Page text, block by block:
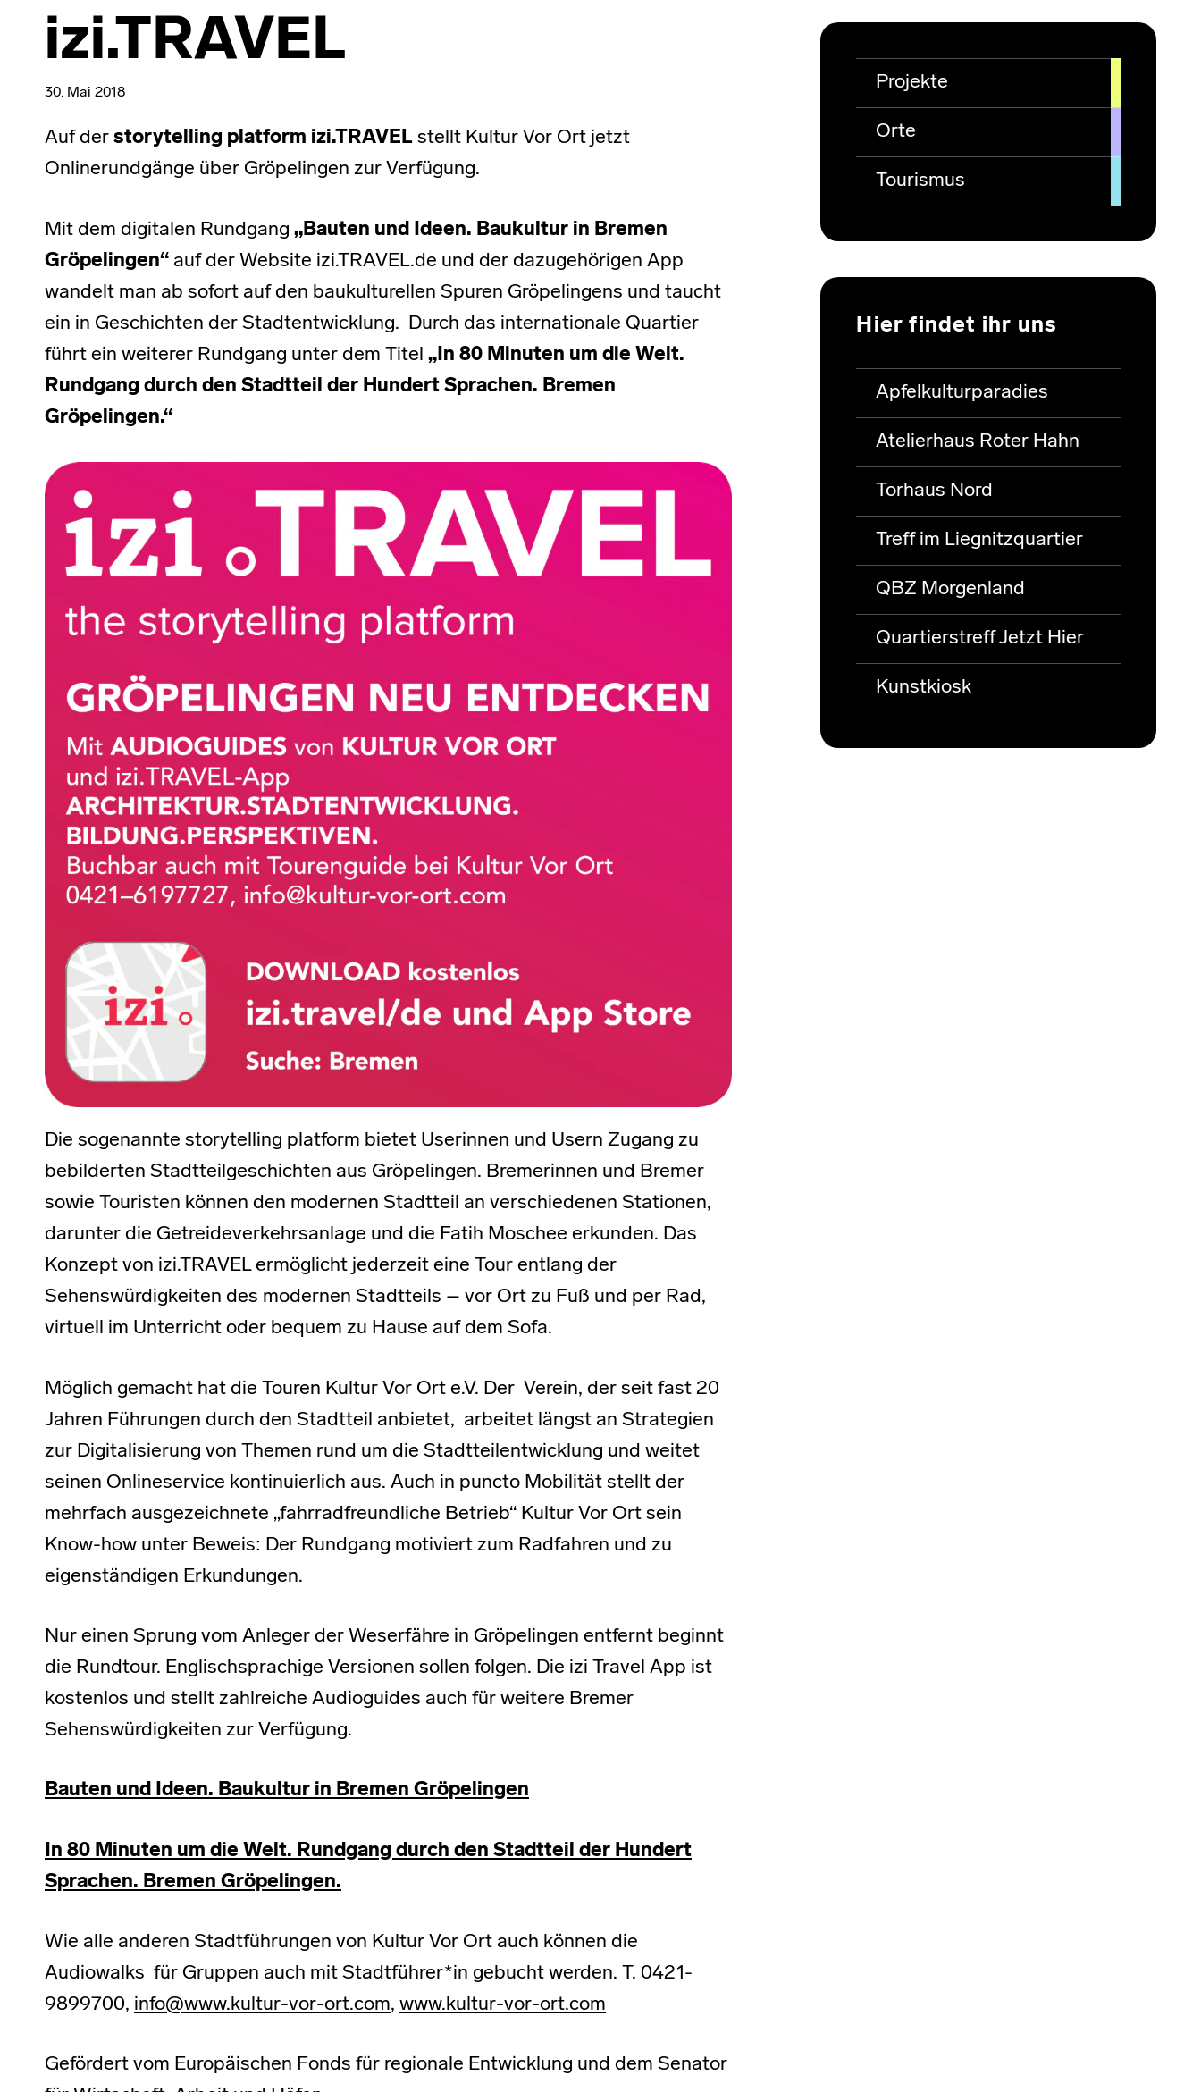
izi.TRAVEL
30. Mai 2018
Auf der storytelling platform izi.TRAVEL stellt Kultur Vor Ort jetzt
Onlinerundgänge über Gröpelingen zur Verfügung.
Mit dem digitalen Rundgang „Bauten und Ideen. Baukultur in Bremen
Gröpelingen“ auf der Website izi.TRAVEL.de und der dazugehörigen App
wandelt man ab sofort auf den baukulturellen Spuren Gröpelingens und taucht
ein in Geschichten der Stadtentwicklung. Durch das internationale Quartier
führt ein weiterer Rundgang unter dem Titel „In 80 Minuten um die Welt.
Rundgang durch den Stadtteil der Hundert Sprachen. Bremen
Gröpelingen.“
Die sogenannte storytelling platform bietet Userinnen und Usern Zugang zu
bebilderten Stadtteilgeschichten aus Gröpelingen. Bremerinnen und Bremer
sowie Touristen können den modernen Stadtteil an verschiedenen Stationen,
darunter die Getreideverkehrsanlage und die Fatih Moschee erkunden. Das
Konzept von izi.TRAVEL ermöglicht jederzeit eine Tour entlang der
Sehenswürdigkeiten des modernen Stadtteils – vor Ort zu Fuß und per Rad,
virtuell im Unterricht oder bequem zu Hause auf dem Sofa.
Möglich gemacht hat die Touren Kultur Vor Ort e.V. Der Verein, der seit fast 20
Jahren Führungen durch den Stadtteil anbietet, arbeitet längst an Strategien
zur Digitalisierung von Themen rund um die Stadtteilentwicklung und weitet
seinen Onlineservice kontinuierlich aus. Auch in puncto Mobilität stellt der
mehrfach ausgezeichnete „fahrradfreundliche Betrieb“ Kultur Vor Ort sein
Know-how unter Beweis: Der Rundgang motiviert zum Radfahren und zu
eigenständigen Erkundungen.
Nur einen Sprung vom Anleger der Weserfähre in Gröpelingen entfernt beginnt
die Rundtour. Englischsprachige Versionen sollen folgen. Die izi Travel App ist
kostenlos und stellt zahlreiche Audioguides auch für weitere Bremer
Sehenswürdigkeiten zur Verfügung.
Bauten und Ideen. Baukultur in Bremen Gröpelingen
In 80 Minuten um die Welt. Rundgang durch den Stadtteil der Hundert
Sprachen. Bremen Gröpelingen.
Wie alle anderen Stadtführungen von Kultur Vor Ort auch können die
Audiowalks für Gruppen auch mit Stadtführer*in gebucht werden. T. 0421-
9899700, info@www.kultur-vor-ort.com, www.kultur-vor-ort.com
Gefördert vom Europäischen Fonds für regionale Entwicklung und dem Senator
Projekte
Orte
Tourismus
Hier findet ihr uns
Apfelkulturparadies
Atelierhaus Roter Hahn
Torhaus Nord
Treff im Liegnitzquartier
QBZ Morgenland
Quartierstreff Jetzt Hier
Kunstkiosk